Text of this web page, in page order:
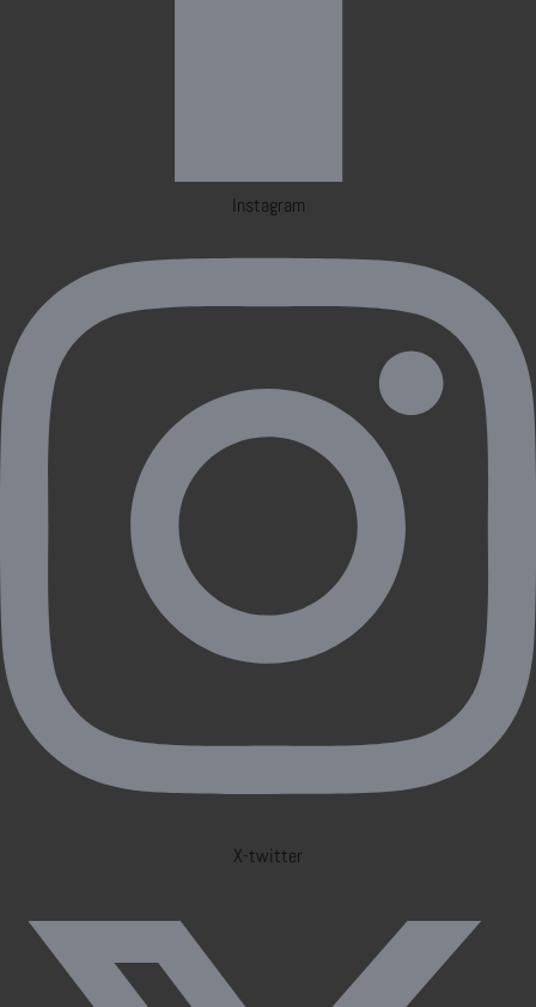
Instagram
X-twitter